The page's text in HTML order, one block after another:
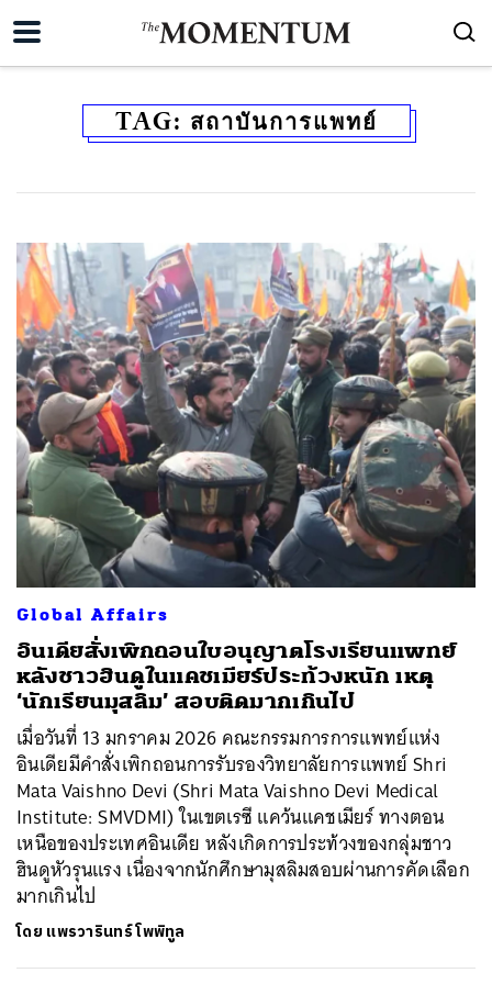
TAG: สถาบันการแพทย์
Global Affairs
อินเดียสั่งเพิกถอนใบอนุญาตโรงเรียนแพทย์
หลังชาวฮินดูในแคชเมียร์ประท้วงหนัก เหตุ
‘นักเรียนมุสลิม’ สอบติดมากเกินไป
เมื่อวันที่ 13 มกราคม 2026 คณะกรรมการการแพทย์แห่ง
อินเดียมีคำสั่งเพิกถอนการรับรองวิทยาลัยการแพทย์ Shri
Mata Vaishno Devi (Shri Mata Vaishno Devi Medical
Institute: SMVDMI) ในเขตเรซี แคว้นแคชเมียร์ ทางตอน
เหนือของประเทศอินเดีย หลังเกิดการประท้วงของกลุ่มชาว
ฮินดูหัวรุนแรง เนื่องจากนักศึกษามุสลิมสอบผ่านการคัดเลือก
มากเกินไป
โดย แพรวารินทร์ โพพิทูล
ค้นหา